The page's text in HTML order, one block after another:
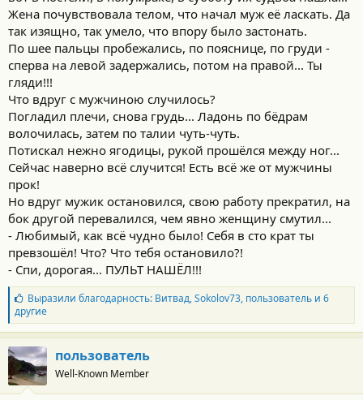
Жена почувствовала телом, что начал муж её ласкать. Да
так изящно, так умело, что впору было застонать.
По шее пальцы пробежались, по пояснице, по груди -
сперва на левой задержались, потом на правой... Ты
гляди!!!
Что вдруг с мужчиною случилось?
Погладил плечи, снова грудь... Ладонь по бёдрам
волочилась, затем по талии чуть-чуть.
Потискал нежно ягодицы, рукой прошёлся между ног...
Сейчас наверно всё случится! Есть всё же от мужчины
прок!
Но вдруг мужик остановился, свою работу прекратил, на
бок другой перевалился, чем явно женщину смутил...
- Любимый, как всё чудно было! Себя в сто крат ты
превзошёл! Что? Что тебя остановило?!
- Спи, дорогая... ПУЛЬТ НАШЁЛ!!!
Б
л
а
г
о
д
а
р
Выразили благодарность: Витвад,Sokolov73, пользовательи 6
другие
пользователь
Well-Known Member